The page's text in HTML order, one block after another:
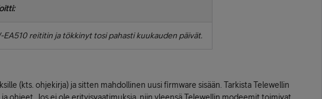
EA510 reititin ja tökkinyt tosi pahasti kuukauden päivät.
(kts. ohjekirja) ja sitten mahdollinen uusi firmware sisään. Tarkista Telewellin